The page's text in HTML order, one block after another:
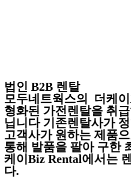
법인 B2B 렌탈
모두네트웍스의 더케
형화된 가전렌탈을 취
닙니다 기존렌탈사가
고객사가 원하는 제품
통해 발품을 팔아 구한
케이Biz Rental에서는
다.